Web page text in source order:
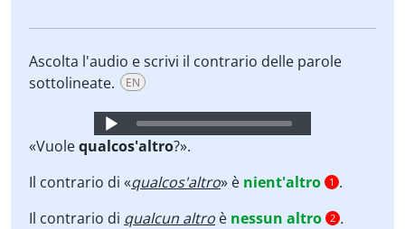
Ascolta l'audio e scrivi il contrario delle parole
sottolineate.
EN
Audio
Player
«Vuolequalcos'altro?».
Il contrario di «qualcos'altro» è nient'altro 1 .
Il contrario di qualcun altro è nessun altro 2 .